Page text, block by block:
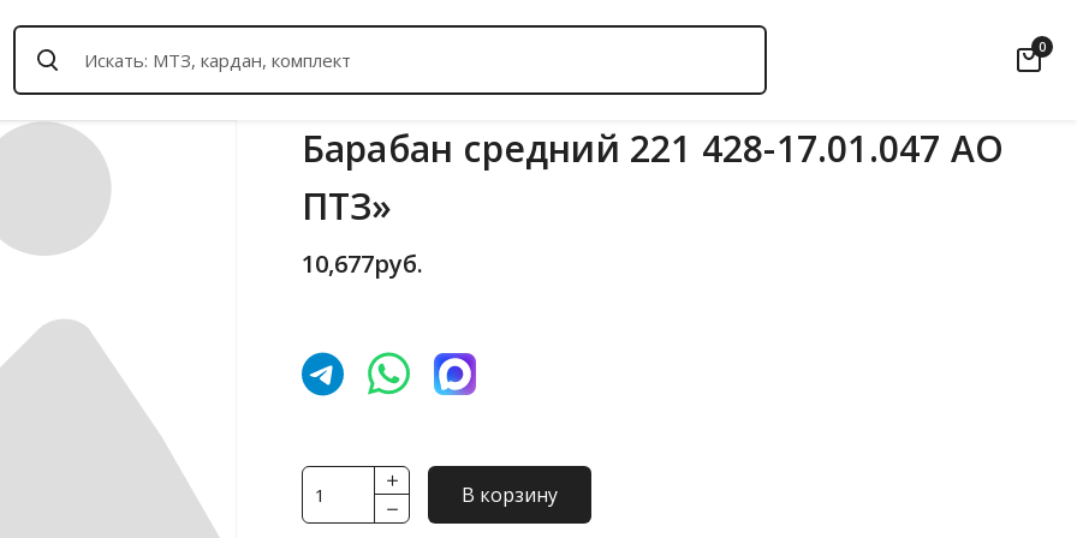
0
Барабан средний 221 428-17.01.047 АО
ПТЗ»
10,677руб.
Количество
товара
В корзину